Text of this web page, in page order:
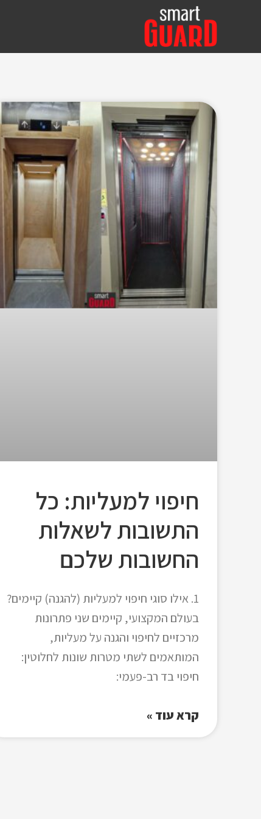
חיפוי למעליות: כל
התשובות לשאלות
החשובות שלכם
1. אילו סוגי חיפוי למעליות (להגנה) קיימים?
בעולם המקצועי, קיימים שני פתרונות
מרכזיים לחיפוי והגנה על מעליות,
המותאמים לשתי מטרות שונות לחלוטין:
חיפוי בד רב-פעמי:
קרא עוד »